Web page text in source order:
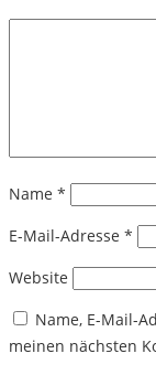
Name *
E-Mail-Adresse *
Website
Name, E-Mail-
meinen nächsten